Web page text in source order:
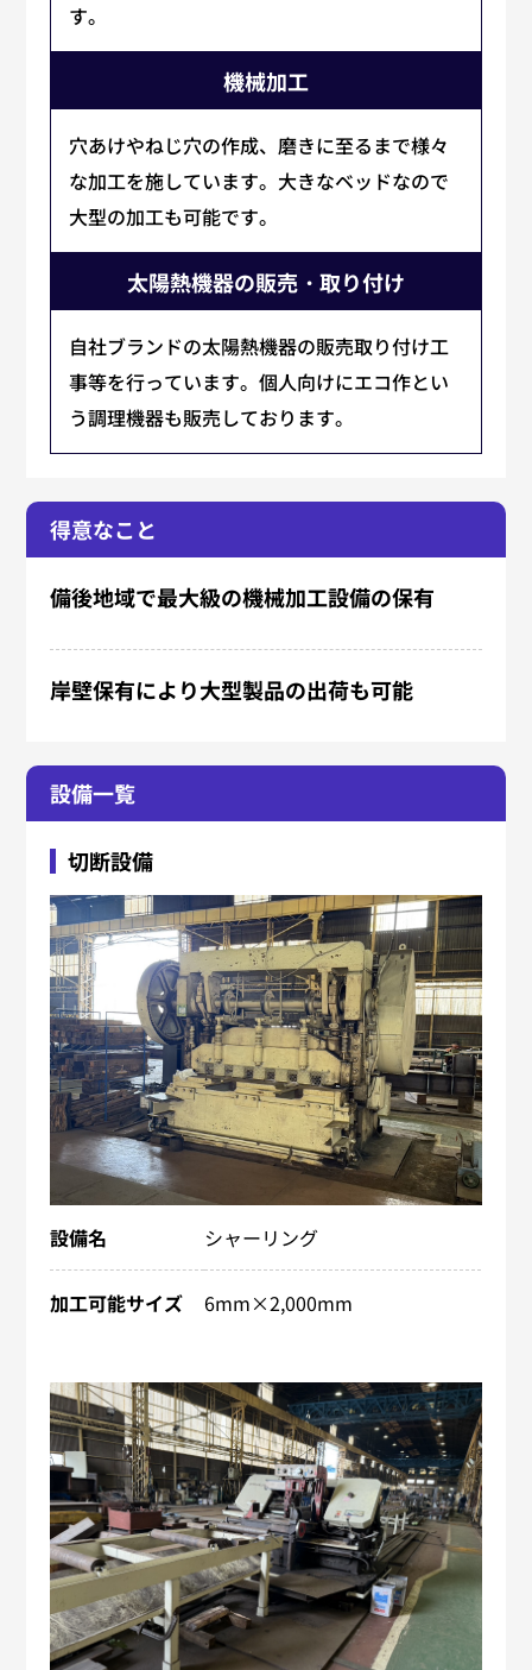
す。
機械加工
穴あけやねじ穴の作成、磨きに至るまで様々
な加工を施しています。大きなベッドなので
大型の加工も可能です。
太陽熱機器の販売・取り付け
自社ブランドの太陽熱機器の販売取り付け工
事等を行っています。個人向けにエコ作とい
う調理機器も販売しております。
得意なこと
備後地域で最大級の機械加工設備の保有
岸壁保有により大型製品の出荷も可能
設備一覧
切断設備
設備名 シャーリング
加工可能サイズ 6mm×2,000mm